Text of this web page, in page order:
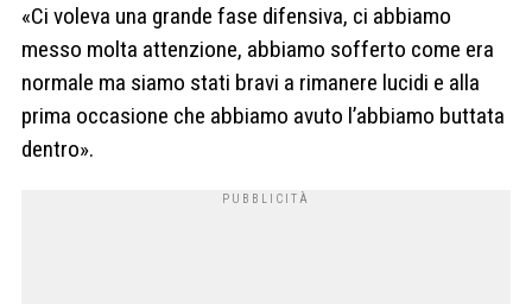
«Ci voleva una grande fase difensiva, ci abbiamo
messo molta attenzione, abbiamo sofferto come era
normale ma siamo stati bravi a rimanere lucidi e alla
prima occasione che abbiamo avuto l’abbiamo buttata
dentro».